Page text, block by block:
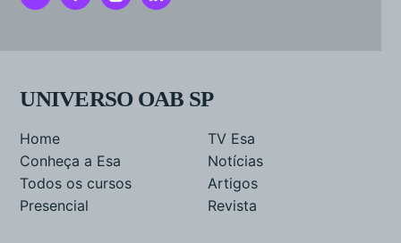
UNIVERSO OAB SP
Home
Conheça a Esa
Todos os cursos
Presencial
TV Esa
Notícias
Artigos
Revista